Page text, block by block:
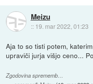
Meizu
:: 19. mar 2022, 01:23
Aja to so tisti potem,
upraviči jurja višjo ceno...
Zgodovina sprememb…